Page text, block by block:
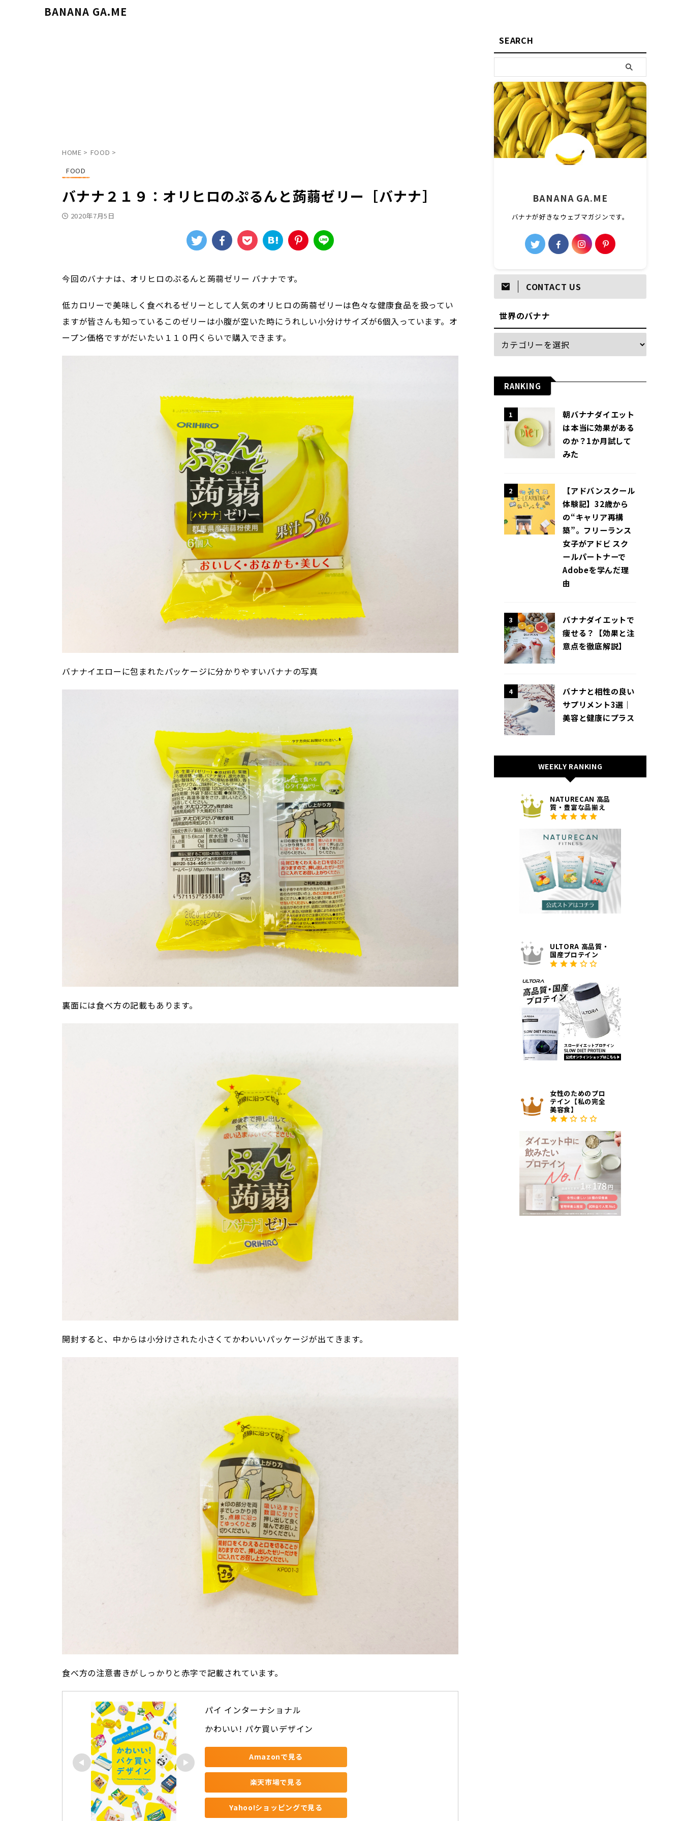
BANANA GA.ME
HOME > FOOD >
FOOD
バナナ２１９：オリヒロのぷるんと蒟蒻ゼリー［バナナ］
2020年7月5日
今回のバナナは、オリヒロのぷるんと蒟蒻ゼリー バナナです。
低カロリーで美味しく食べれるゼリーとして人気のオリヒロの蒟蒻ゼリーは色々な健康食品を扱ってい
ますが皆さんも知っているこのゼリーは小腹が空いた時にうれしい小分けサイズが6個入っています。オ
ープン価格ですがだいたい１１０円くらいで購入できます。
バナナイエローに包まれたパッケージに分かりやすいバナナの写真
裏面には食べ方の記載もあります。
開封すると、中からは小分けされた小さくてかわいいパッケージが出てきます。
食べ方の注意書きがしっかりと赤字で記載されています。
パイ インターナショナル
かわいい! パケ買いデザイン
Amazonで見る
楽天市場で見る
Yahoo!ショッピングで見る
SEARCH
BANANA GA.ME
バナナが好きなウェブマガジンです。
CONTACT US
世界のバナナ
RANKING
1
朝バナナダイエット
は本当に効果がある
のか？1か月試して
みた
2
【アドバンスクール
体験記】32歳から
の“キャリア再構
築”。フリーランス
女子がアドビ スク
ールパートナーで
Adobeを学んだ理
由
3
バナナダイエットで
痩せる？【効果と注
意点を徹底解説】
4
バナナと相性の良い
サプリメント3選｜
美容と健康にプラス
WEEKLY RANKING
NATURECAN 高品
質・豊富な品揃え
ULTORA 高品質・
国産プロテイン
女性のためのプロ
テイン【私の完全
美容食】